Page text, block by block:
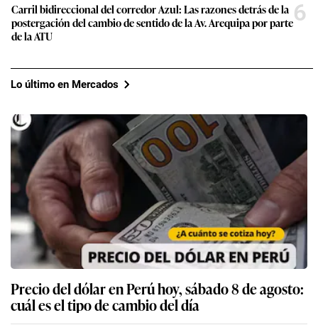
Carril bidireccional del corredor Azul: Las razones detrás de la
postergación del cambio de sentido de la Av. Arequipa por parte
de la ATU
6
Lo último en Mercados
Precio del dólar en Perú hoy, sábado 8 de agosto:
cuál es el tipo de cambio del día